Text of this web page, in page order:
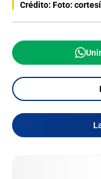
Crédito: Foto: